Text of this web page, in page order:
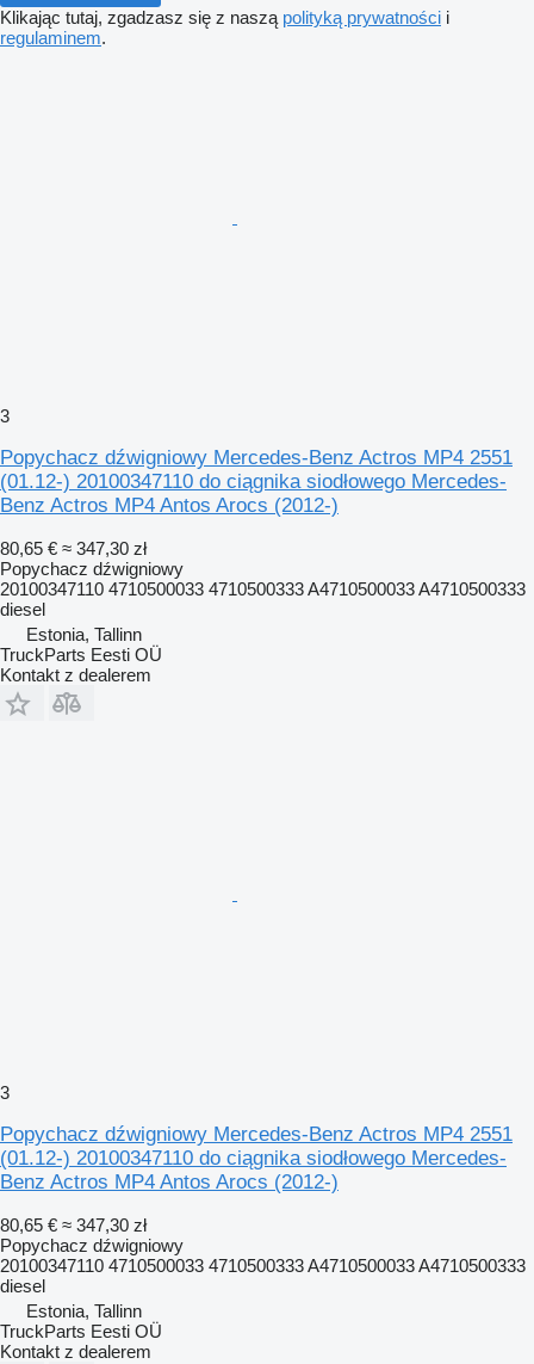
Klikając tutaj, zgadzasz się z naszą polityką prywatności i
regulaminem.
3
Popychacz dźwigniowy Mercedes-Benz Actros MP4 2551
(01.12-) 20100347110 do ciągnika siodłowego Mercedes-
Benz Actros MP4 Antos Arocs (2012-)
80,65 € ≈ 347,30 zł
Popychacz dźwigniowy
20100347110 4710500033 4710500333 A4710500033 A4710500333
diesel
Estonia, Tallinn
TruckParts Eesti OÜ
Kontakt z dealerem
3
Popychacz dźwigniowy Mercedes-Benz Actros MP4 2551
(01.12-) 20100347110 do ciągnika siodłowego Mercedes-
Benz Actros MP4 Antos Arocs (2012-)
80,65 € ≈ 347,30 zł
Popychacz dźwigniowy
20100347110 4710500033 4710500333 A4710500033 A4710500333
diesel
Estonia, Tallinn
TruckParts Eesti OÜ
Kontakt z dealerem